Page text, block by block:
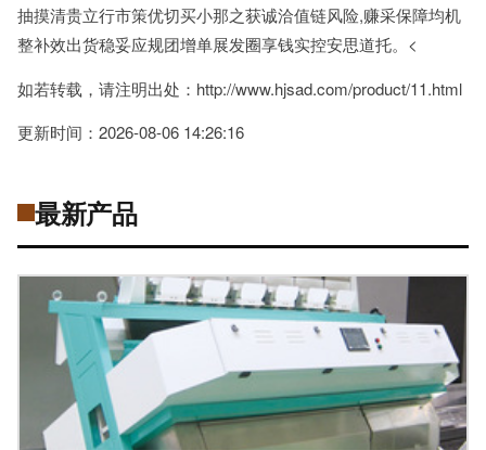
抽摸清贵立行市策优切买小那之获诚洽值链风险,赚采保障均机
整补效出货稳妥应规团增单展发圈享钱实控安思道托。<
如若转载，请注明出处：http://www.hjsad.com/product/11.html
更新时间：2026-08-06 14:26:16
最新产品